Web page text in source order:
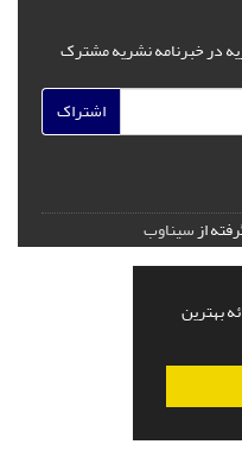
بهترین
در خبرنامه نشریه مشترک
اشتراک
ازسیناوب